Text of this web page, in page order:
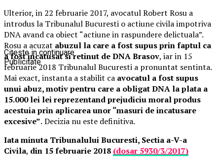
Ulterior, in 22 februarie 2017, avocatul Robert Rosu a
introdus la Tribunalul Bucuresti o actiune civila impotriva
DNA avand ca obiect “actiune in raspundere delictuala”.
Rosu a acuzat abuzul la care a fost supus prin faptul ca
a fost incatusat si retinut de DNA Brasov, iar in 15
februarie 2018 Tribunalul Bucuresti a pronuntat sentinta.
Mai exact, instanta a stabilit ca avocatul a fost supus
unui abuz, motiv pentru care a obligat DNA la plata a
15.000 lei lei reprezentand prejudiciu moral produs
acestuia prin aplicarea unor “masuri de incatusare
excesive”. Decizia nu este definitiva.
Iata minuta Tribunalului Bucuresti, Sectia a-V-a
Civila, din 15 februarie 2018 (dosar 5930/3/2017)
Citeste in continuare
Publicitate